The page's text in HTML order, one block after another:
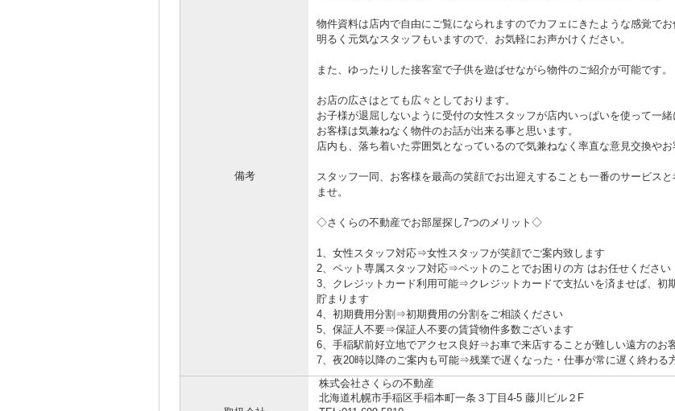
備考
物件資料は店内で自由にご覧になられますのでカフェにきたような感覚で
明るく元気なスタッフもいますので、お気軽にお声かけください。
また、ゆったりした接客室で子供を遊ばせながら物件のご紹介が可能です。
お店の広さはとても広々としております。
お子様が退屈しないように受付の女性スタッフが店内いっぱいを使って一
お客様は気兼ねなく物件のお話が出来る事と思います。
店内も、落ち着いた雰囲気となっているので気兼ねなく率直な意見交換やお
スタッフ一同、お客様を最高の笑顔でお出迎えすることも一番のサービス
ませ。
◇さくらの不動産でお部屋探し7つのメリット◇
1、女性スタッフ対応⇒女性スタッフが笑顔でご案内致します
2、ペット専属スタッフ対応⇒ペットのことでお困りの方 はお任せください
3、クレジットカード利用可能⇒クレジットカードで支払いを済ませば、初
貯まります
4、初期費用分割⇒初期費用の分割をご相談ください
5、保証人不要⇒保証人不要の賃貸物件多数ございます
6、手稲駅前好立地でアクセス良好⇒お車で来店することが難しい遠方のお
7、夜20時以降のご案内も可能⇒残業で遅くなった・仕事が常に遅く終わる
株式会社さくらの不動産
北海道札幌市手稲区手稲本町一条３丁目4-5 藤川ビル２F